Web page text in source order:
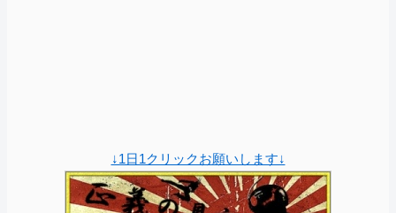
↓1日1クリックお願いします↓